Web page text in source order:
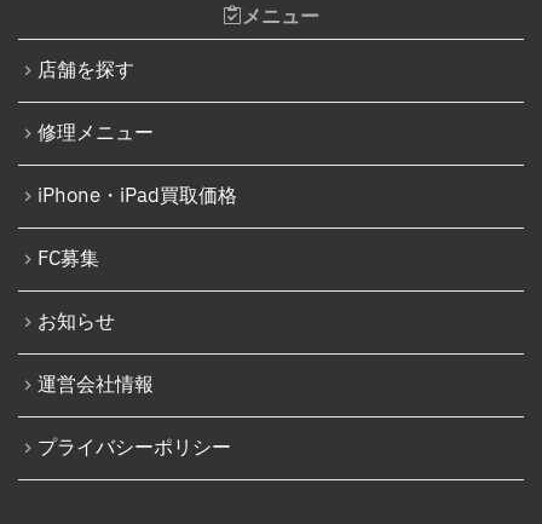
Nintendo Switch SDカードスロット修理
Nintendo Switch基板破損修理（軽度）
Nintendo Switch基板破損修理（重度）
iPod修理実績
iPodバッテリー交換
パソコン修理実績
パソコン液晶パネル交換修理
パソコンバッテリー交換
パソコンその他部品修理
iPhone 15
iPhone 15 Pro
iPhone 16
iPhone 16 Plus
iPhone 16 Pro
iPhone 16 Pro Max
iPhone 16e
iPhone 17
メニュー
店舗を探す
修理メニュー
iPhone・iPad買取価格
FC募集
お知らせ
運営会社情報
プライバシーポリシー